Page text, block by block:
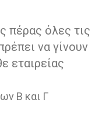
πέρας όλες τις
να γίνουν
εταιρείας
Β και Γ